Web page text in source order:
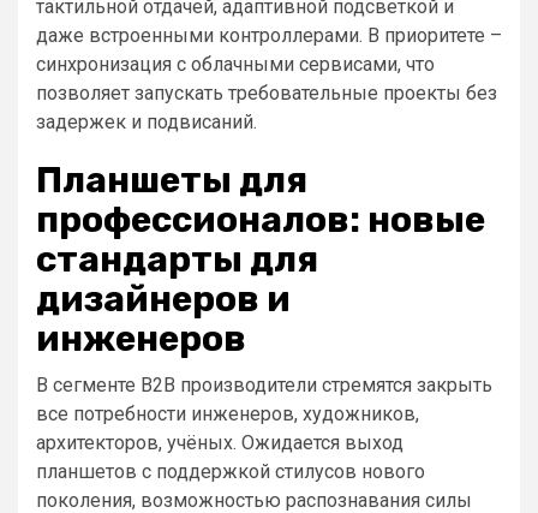
тактильной отдачей, адаптивной подсветкой и
даже встроенными контроллерами. В приоритете –
синхронизация с облачными сервисами, что
позволяет запускать требовательные проекты без
задержек и подвисаний.
Планшеты для
профессионалов: новые
стандарты для
дизайнеров и
инженеров
В сегменте B2B производители стремятся закрыть
все потребности инженеров, художников,
архитекторов, учёных. Ожидается выход
планшетов с поддержкой стилусов нового
поколения, возможностью распознавания силы